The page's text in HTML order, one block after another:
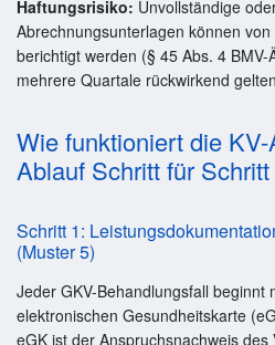
Haftungsrisiko: Unvollständige
Abrechnungsunterlagen können
berichtigt werden (§ 45 Abs. 4
mehrere Quartale rückwirkend
Wie funktioniert die
Ablauf Schritt für Schritt
Schritt 1:
(Muster 5)
Jeder GKV-Behandlungsfall beginnt
elektronischen Gesundheitskarte
eGK ist der Anspruchsnachweis